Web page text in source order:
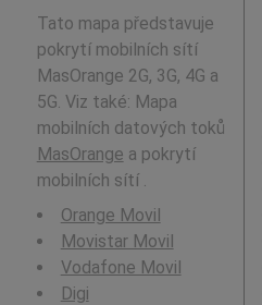
Tato mapa představuje
pokrytí mobilních sítí
MasOrange 2G, 3G, 4G a
5G. Viz také: Mapa
mobilních datových toků
MasOrange a pokrytí
mobilních sítí .
Orange Movil
Movistar Movil
Vodafone Movil
Digi